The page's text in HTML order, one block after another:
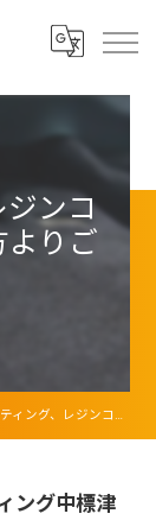
ジンコ
よりご
ンコーティング中標津町の方よりご依頼
ング中標津